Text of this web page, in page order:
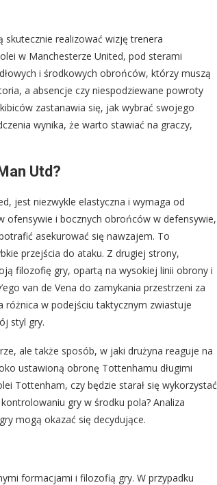
realizować wizję trenera
w Manchesterze United, pod sterami
i środkowych obrońców, którzy muszą
a absencje czy niespodziewane powroty
zastanawia się, jak wybrać swojego
wynika, że warto stawiać na graczy,
Utd?
jest niezwykle elastyczna i wymaga od
ofensywie i bocznych obrońców w defensywie,
asekurować się nawzajem. To
przejścia do ataku. Z drugiej strony,
filozofię gry, opartą na wysokiej linii obrony i
van de Vena do zamykania przestrzeni za
w podejściu taktycznym zwiastuje
styl gry.
ale także sposób, w jaki drużyna reaguje na
ustawioną obronę Tottenhamu długimi
Tottenham, czy będzie starał się wykorzystać
gry w środku pola? Analiza
mogą okazać się decydujące.
formacjami i filozofią gry. W przypadku